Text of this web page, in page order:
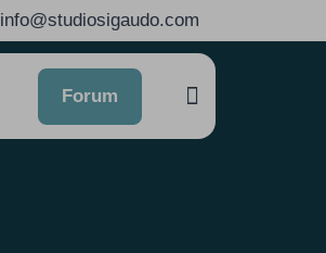
info@studiosigaudo.com
Forum